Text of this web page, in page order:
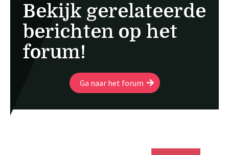
Bekijk gerelateerde
berichten op het
forum!
Ga naar het forum